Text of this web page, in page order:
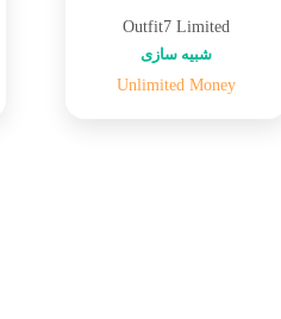
Outfit7 Limited
شبیه سازی
Unlimited Money